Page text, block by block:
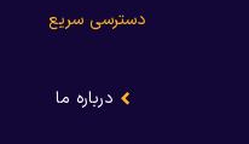
دسترسی سریع
درباره ما